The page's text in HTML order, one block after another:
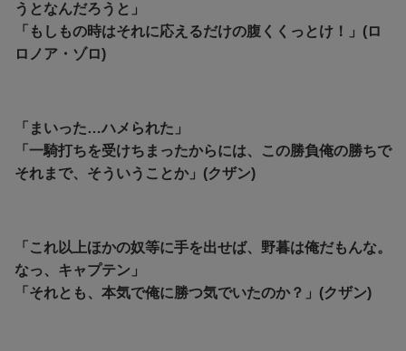
うとなんだろうと」
「もしもの時はそれに応えるだけの腹くくっとけ！」(ロ
ロノア・ゾロ)
「まいった…ハメられた」
「一騎打ちを受けちまったからには、この勝負俺の勝ちで
それまで、そういうことか」(クザン)
「これ以上ほかの奴等に手を出せば、野暮は俺だもんな。
なっ、キャプテン」
「それとも、本気で俺に勝つ気でいたのか？」(クザン)